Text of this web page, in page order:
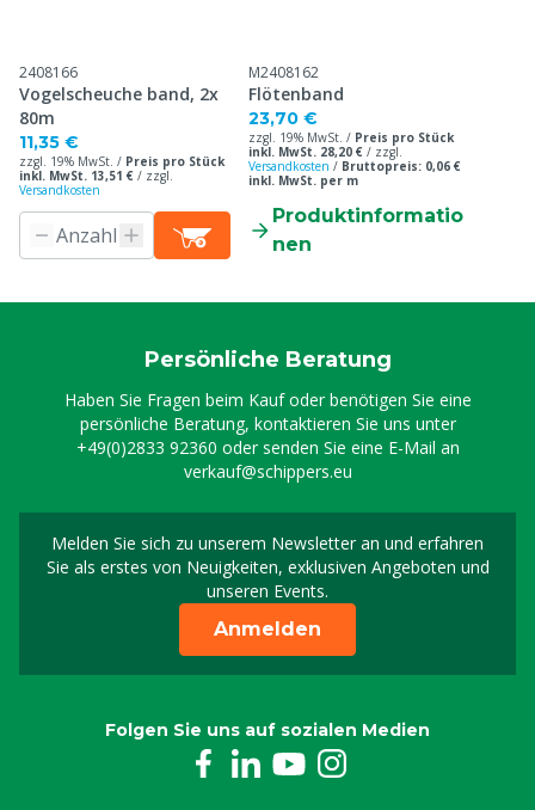
2408166
Vogelscheuche band, 2x
80m
11,35 €
zzgl. 19% MwSt. / Preis pro Stück
inkl. MwSt. 13,51 € / zzgl.
Versandkosten
M2408162
Flötenband
23,70 €
zzgl. 19% MwSt. / Preis pro Stück
inkl. MwSt. 28,20 € / zzgl.
Versandkosten / Bruttopreis: 0,06 €
inkl. MwSt. per m
Produktinformatio
nen
Persönliche Beratung
Haben Sie Fragen beim Kauf oder benötigen Sie eine
persönliche Beratung, kontaktieren Sie uns unter
+49(0)2833 92360 oder senden Sie eine E-Mail an
verkauf@schippers.eu
Melden Sie sich zu unserem Newsletter an und erfahren
Sie als erstes von Neuigkeiten, exklusiven Angeboten und
unseren Events.
Melden Sie sich für
Anmelden
Folgen Sie uns auf sozialen Medien